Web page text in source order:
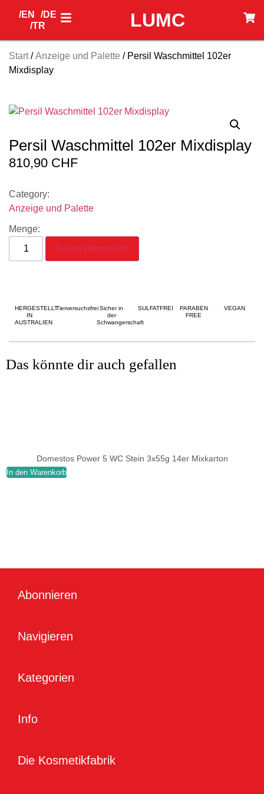
LUMC
/EN
/DE
/TR
Start/Anzeige und Palette / Persil Waschmittel 102er
Mixdisplay
Persil Waschmittel 102er Mixdisplay
810,90 CHF
Category:
Anzeige und Palette
Menge:
In den Warenkorb
HERGESTELLT
IN
AUSTRALIEN
Tierversuchsfrei Sicher in
der
Schwangerschaft
SULFATFREI
PARABEN
FREE
VEGAN
Das könnte dir auch gefallen
Domestos Power 5 WC Stein 3x55g 14er Mixkarton
In den Warenkorb
Abonnieren
Navigieren
Kategorien
Info
Die Kosmetikfabrik